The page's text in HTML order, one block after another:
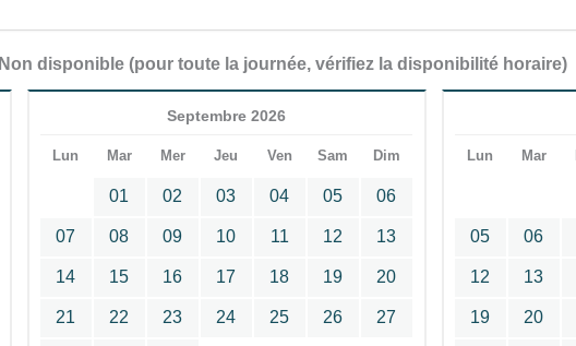
Non disponible (pour toute la journée, vérifiez la disponibilité horaire)
Septembre 2026
Lun Mar Mer Jeu Ven Sam Dim
01 02 03 04 05 06
07 08 09 10 11 12 13
14 15 16 17 18 19 20
21 22 23 24 25 26 27
Lun Mar
05 06
12 13
19 20